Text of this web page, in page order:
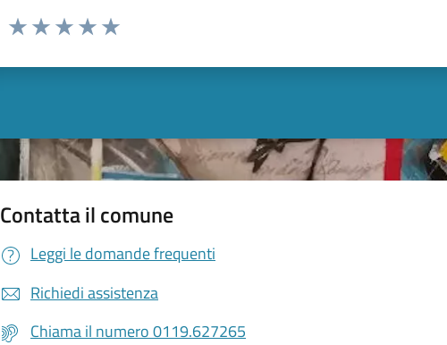
Valuta da 1 a 5 stelle la pagina
Contatta il comune
Leggi le domande frequenti
Richiedi assistenza
Chiama il numero 0119.627265